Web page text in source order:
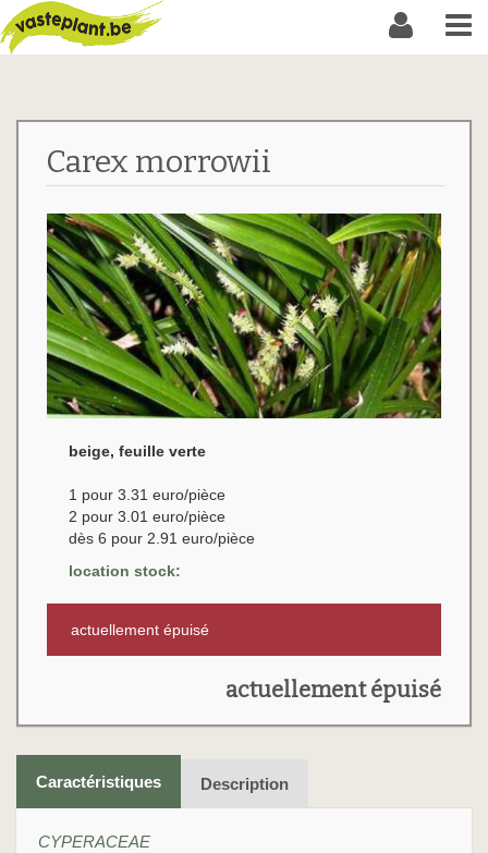
Carex morrowii
beige, feuille verte
1 pour 3.31 euro/pièce
2 pour 3.01 euro/pièce
dès 6 pour 2.91 euro/pièce
location stock:
actuellement épuisé
actuellement épuisé
Caractéristiques Description
CYPERACEAE